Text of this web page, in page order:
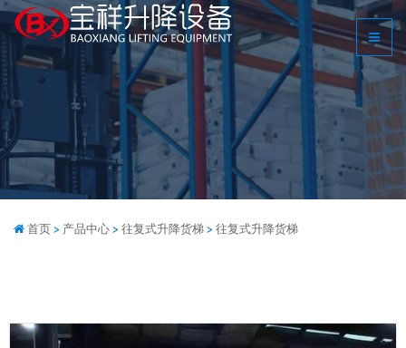
首页 > 产品中心 > 往复式升降货梯 > 往复式升降货梯